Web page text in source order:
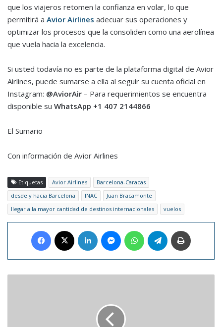
que los viajeros retomen la confianza en volar, lo que
permitirá a Avior Airlines adecuar sus operaciones y
optimizar los procesos que la consoliden como una aerolínea
que vuela hacia la excelencia.
Si usted todavía no es parte de la plataforma digital de Avior
Airlines, puede sumarse a ella al seguir su cuenta oficial en
Instagram: @AviorAir – Para requerimientos se encuentra
disponible su WhatsApp +1 407 2144866
El Sumario
Con información de Avior Airlines
Etiquetas Avior Airlines
Barcelona-Caracas
desde y hacia Barcelona
INAC
Juan Bracamonte
llegar a la mayor cantidad de destinos internacionales
vuelos
Facebook LinkedIn MessengerWhatsAppTelegram